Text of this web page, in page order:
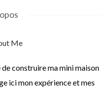
de construire ma mini maison
ici mon expérience et mes